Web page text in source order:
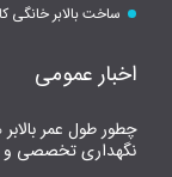
ساخت بالابر خانگی
اخبار عمومی
چطور طول عمر
نگهداری تخصصی و